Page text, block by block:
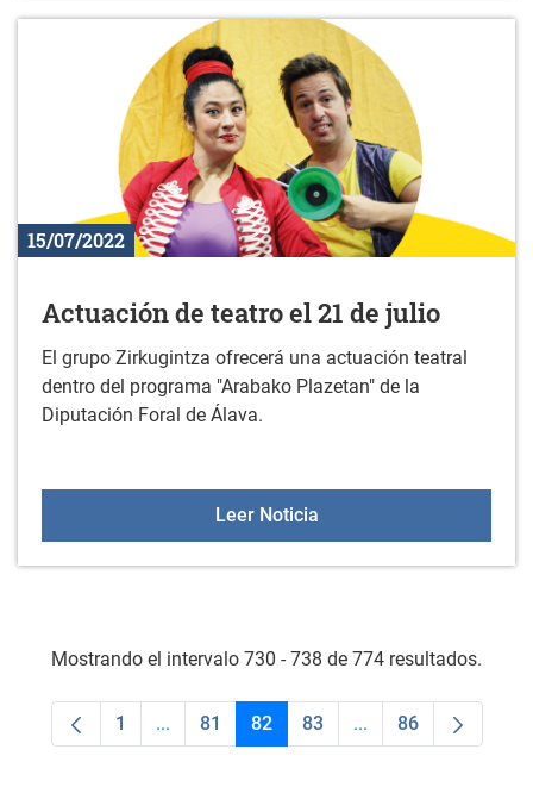
15/07/2022
Actuación de teatro el 21 de julio
El grupo Zirkugintza ofrecerá una actuación teatral
dentro del programa "Arabako Plazetan" de la
Diputación Foral de Álava.
Leer NoticiaActuación de teatro el
Mostrando el intervalo 730 - 738 de 774 resultados.
Página
1 ...Páginas intermedias Use TAB para
Página
81 Página
82 Página
83 ...PáginasPágina
86